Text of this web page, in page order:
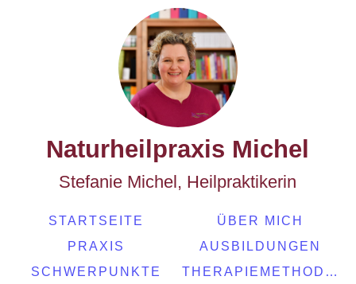
Naturheilpraxis Michel
Stefanie Michel, Heilpraktikerin
STARTSEITE
ÜBER MICH
PRAXIS
AUSBILDUNGEN
SCHWERPUNKTE
THERAPIEMETHODEN